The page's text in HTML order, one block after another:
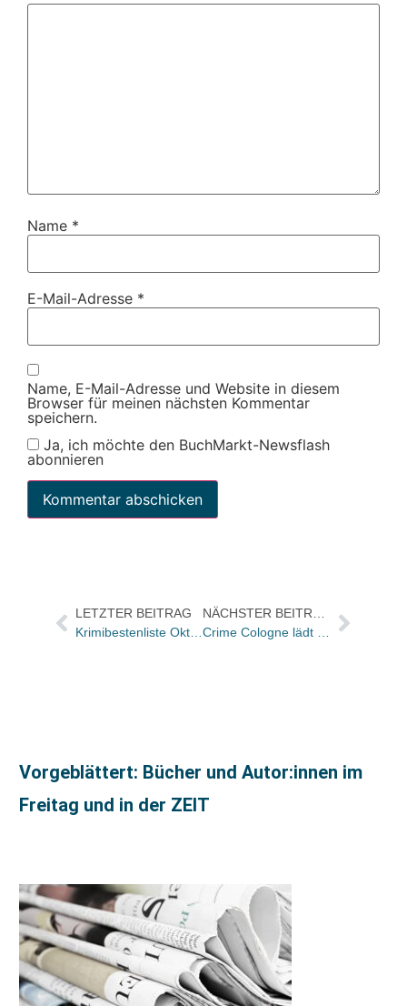
Name *
E-Mail-Adresse *
Name, E-Mail-Adresse und Website in diesem
Browser für meinen nächsten Kommentar
speichern.
Ja, ich möchte den BuchMarkt-Newsflash
abonnieren
LETZTER BEITRAG
Krimibestenliste Oktober 2020: Garry Disher auf Platz 1
Vorgeblättert: Bücher und Autor:innen im
Freitag und in der ZEIT